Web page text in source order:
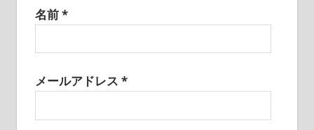
名前*
メールアドレス *